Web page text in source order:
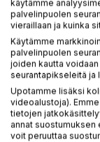
KUVAUS
Giovanni Verga
naturalismista ja
innoituksensa
suuntauksen
vuonna 1880
käytämme
palvelinpuolen
vieraillaan ja kuinka
Käytämme
palvelinpuolen
joiden kautta
seurantapikseleitä ja
Upotamme lisäksi
videoalustoja).
tietojen
annat suostumuksen
voit peruuttaa